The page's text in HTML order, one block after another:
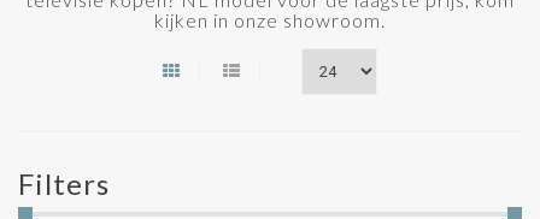
kijken in onze showroom.
Filters